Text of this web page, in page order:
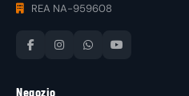
REA NA-959608
Negozio